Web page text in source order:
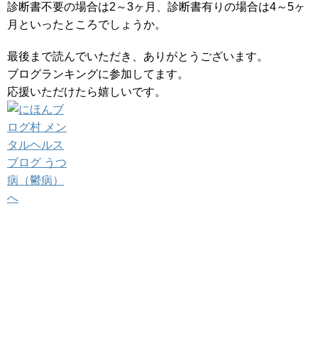
診断書不要の場合は2～3ヶ月、診断書有りの場合は4～5ヶ
月といったところでしょうか。
最後まで読んでいただき、ありがとうございます。
ブログランキングに参加してます。
応援いただけたら嬉しいです。